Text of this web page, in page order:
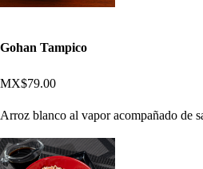
Gohan Tampico
MX$79.00
Arroz blanco al vapor acompañado de